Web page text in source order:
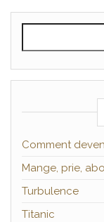
Comment
Mange, prie,
Turbulence
Titanic